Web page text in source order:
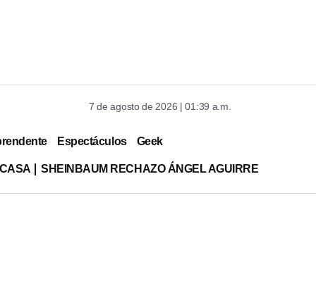
7 de agosto de 2026 | 01:39 a.m.
Espectáculos Geek
SHEINBAUM RECHAZO ÁNGEL AGUIRRE